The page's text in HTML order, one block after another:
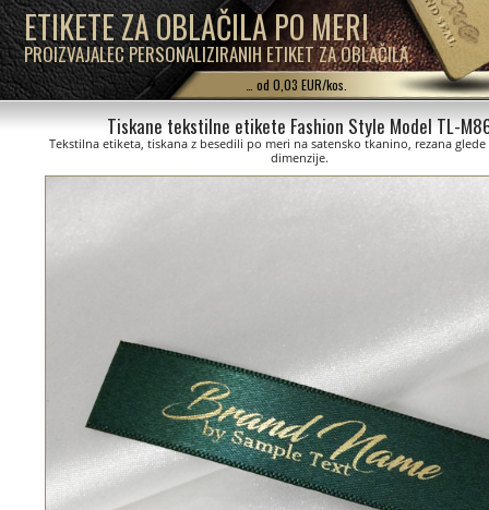
ETIKETE ZA OBLAČILA PO MERI
PROIZVAJALEC PERSONALIZIRANIH ETIKET ZA OBLAČILA
… od 0,03 EUR/kos.
Tiskane tekstilne etikete Fashion Style Model TL-
Tekstilna etiketa, tiskana z besedili po meri na satensko tkanino, rezana
dimenzije.